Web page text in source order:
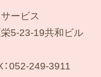
ービス
5-23-19共和ビル
052-249-3911